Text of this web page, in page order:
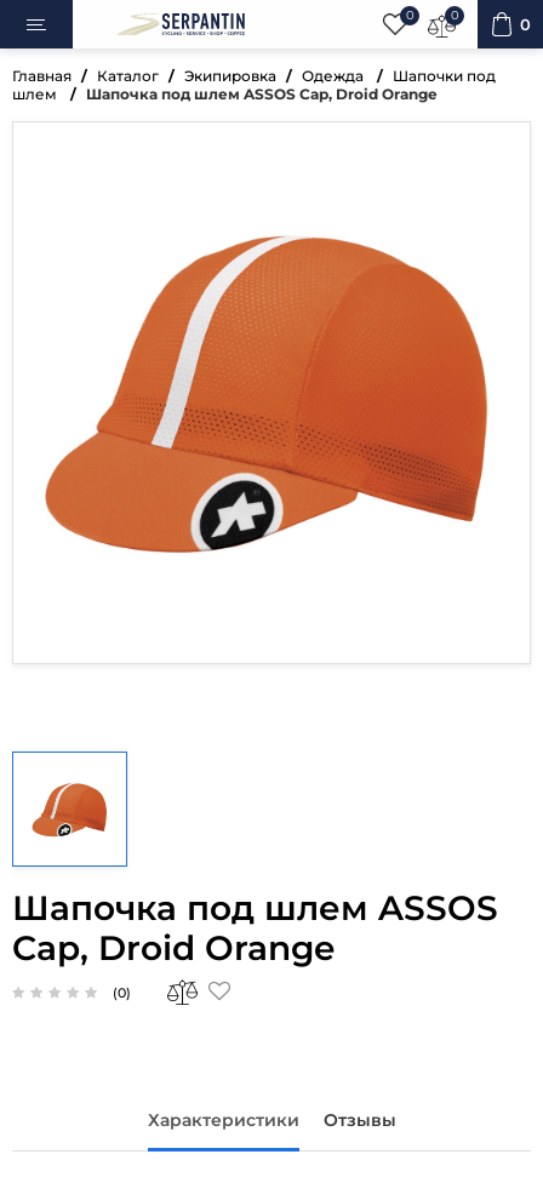
0 0
косметика
0
Главная Каталог Экипировка Одежда
Шапочки под
шлем
Шапочка под шлем ASSOS Cap, Droid Orange
Шапочка под шлем ASSOS
Cap, Droid Orange
(0)
Характеристики Отзывы